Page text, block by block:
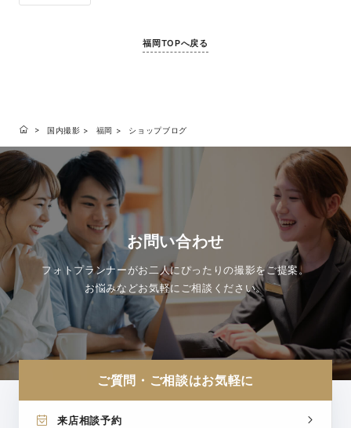
福岡TOPへ戻る
国内撮影 福岡 ショップブログ
お問い合わせ
フォトプランナーがお二人にぴったりの撮影をご提案。
お悩みなどお気軽にご相談ください。
ご質問・ご相談はお気軽に
来店相談予約